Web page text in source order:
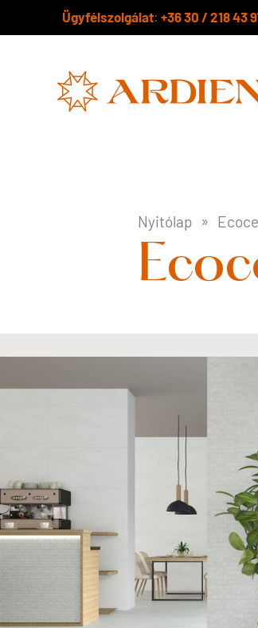
Ügyfélszolgálat: +36 30 / 218 43
Nyitólap